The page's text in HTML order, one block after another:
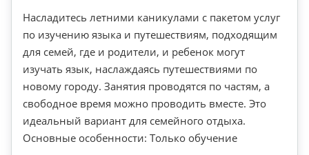
Насладитесь летними каникулами с пакетом услуг
по изучению языка и путешествиям, подходящим
для семей, где и родители, и ребенок могут
изучать язык, наслаждаясь путешествиями по
новому городу. ​Занятия проводятся по частям, а
свободное время можно проводить вместе. Это
идеальный вариант для семейного отдыха.
Основные особенности: Только обучение